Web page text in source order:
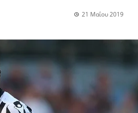
21 Μαΐου 2019